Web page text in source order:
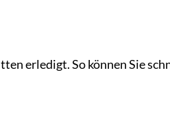
erledigt. So können Sie